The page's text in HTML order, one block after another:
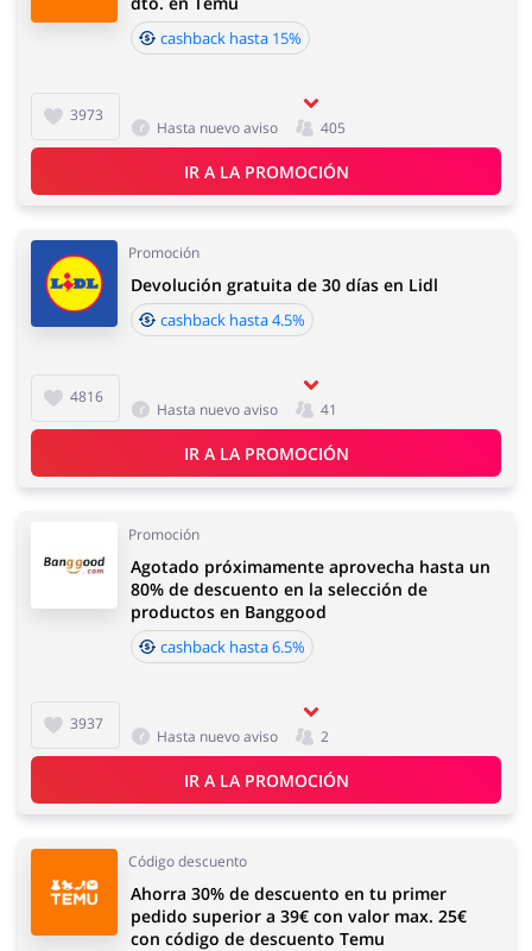
Joyería y Accesorios Libros y Entretenimiento
Lencería y Erótica Motorización
3973
cashback hasta 15%
Hasta nuevo aviso 405
IR A LA PROMOCIÓN
Promoción
4816
Devolución gratuita de 30 días en Lidl
cashback hasta 4.5%
Hasta nuevo aviso 41
IR A LA PROMOCIÓN
Promoción
3937
Agotado próximamente aprovecha hasta un
80% de descuento en la selección de
productos en Banggood
cashback hasta 6.5%
Hasta nuevo aviso 2
IR A LA PROMOCIÓN
Código descuento
Ahorra 30% de descuento en tu primer
pedido superior a 39€ con valor max. 25€
con código de descuento Temu